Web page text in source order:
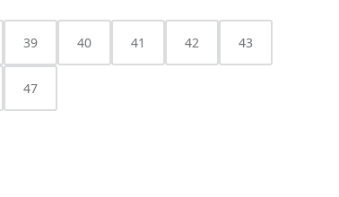
verfügbar.)
39 40 41 42 43
47
Gib den gewünschten Wert